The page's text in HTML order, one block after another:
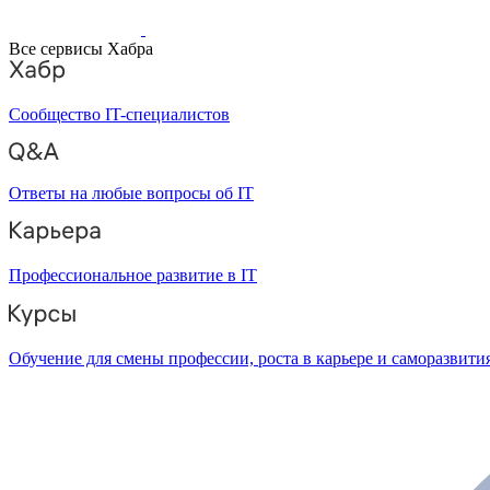
Все сервисы Хабра
Сообщество IT-специалистов
Ответы на любые вопросы об IT
Профессиональное развитие в IT
Обучение для смены профессии, роста в карьере и